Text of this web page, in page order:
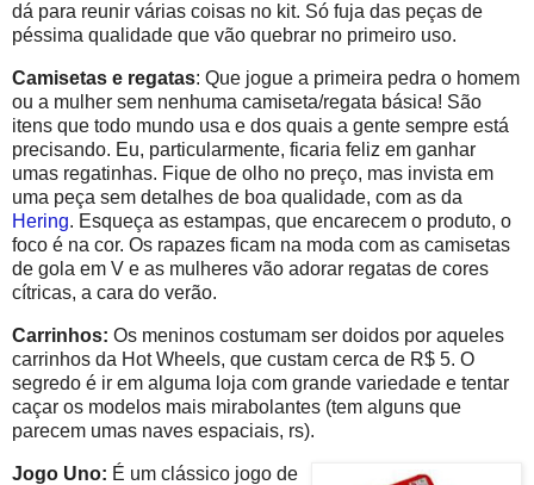
dá para reunir várias coisas no kit. Só fuja das peças de
péssima qualidade que vão quebrar no primeiro uso.
Camisetas e regatas: Que jogue a primeira pedra o homem
ou a mulher sem nenhuma camiseta/regata básica! São
itens que todo mundo usa e dos quais a gente sempre está
precisando. Eu, particularmente, ficaria feliz em ganhar
umas regatinhas. Fique de olho no preço, mas invista em
uma peça sem detalhes de boa qualidade, com as da
Hering. Esqueça as estampas, que encarecem o produto, o
foco é na cor. Os rapazes ficam na moda com as camisetas
de gola em V e as mulheres vão adorar regatas de cores
cítricas, a cara do verão.
Carrinhos: Os meninos costumam ser doidos por aqueles
carrinhos da Hot Wheels, que custam cerca de R$ 5. O
segredo é ir em alguma loja com grande variedade e tentar
caçar os modelos mais mirabolantes (tem alguns que
parecem umas naves espaciais, rs).
Jogo Uno: É um clássico jogo de